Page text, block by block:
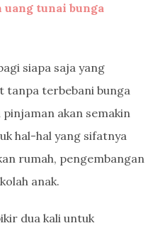
uang tunai bunga
siapa saja yang
tanpa terbebani bunga
akan semakin
hal-hal yang sifatnya
rumah, pengembangan
anak.
dua kali untuk